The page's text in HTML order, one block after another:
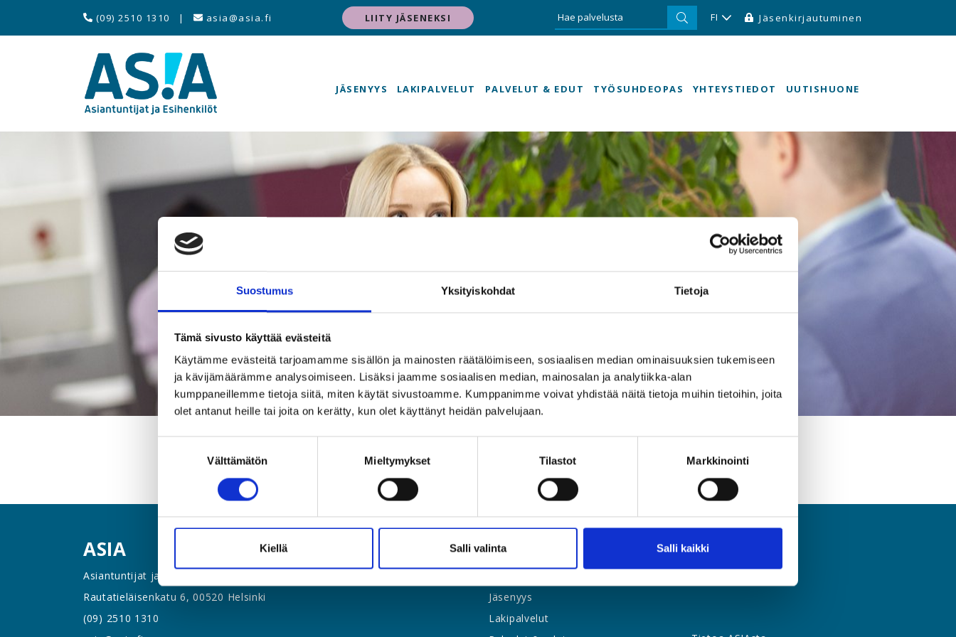
Suostumus Yksityiskohdat Tietoja
Tämä sivusto käyttää evästeitä
Käytämme evästeitä tarjoamamme sisällön ja mainosten räätälöimiseen, sosiaalisen median ominaisuuksien tukemiseen
ja kävijämäärämme analysoimiseen. Lisäksi jaamme sosiaalisen median, mainosalan ja analytiikka-alan
kumppaneillemme tietoja siitä, miten käytät sivustoamme. Kumppanimme voivat yhdistää näitä tietoja muihin tietoihin, joita
olet antanut heille tai joita on kerätty, kun olet käyttänyt heidän palvelujaan.
Välttämätön Mieltymykset Tilastot Markkinointi
Kiellä Salli valinta Salli kaikki
(09) 2510 1310 | asia@asia.fi LIITY JÄSENEKSI FI Jäsenkirjautuminen
JÄSENYYS LAKIPALVELUT PALVELUT & EDUT TYÖSUHDEOPAS YHTEYSTIEDOT UUTISHUONE
Uutishuone - syöte
ASIA
Asiantuntijat ja Esihenkilöt ASIA ry
Rautatieläisenkatu 6, 00520 Helsinki
(09) 2510 1310
Jäsenyys
Lakipalvelut